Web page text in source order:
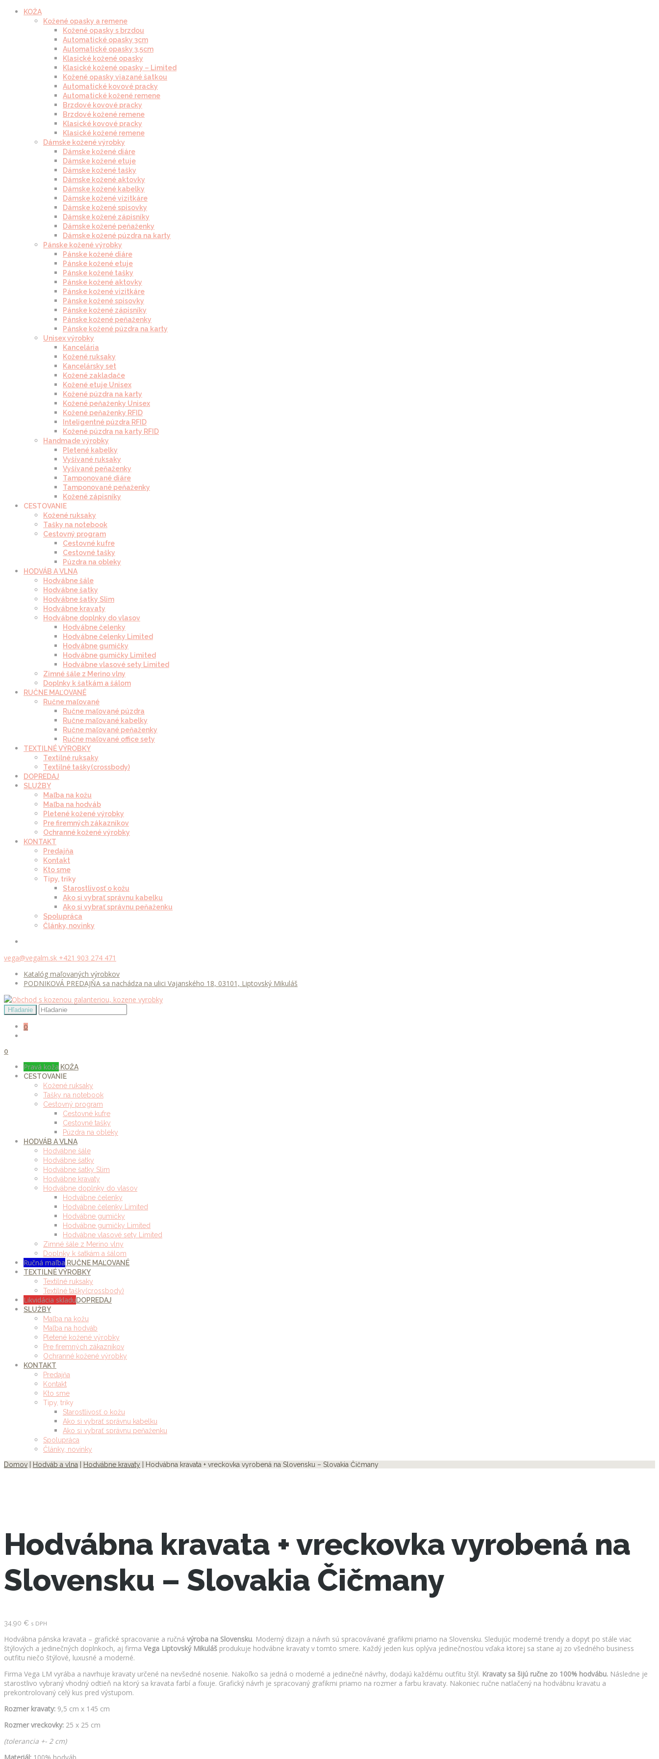
KOŽA
Kožené opasky a remene
Kožené opasky s brzdou
Automatické opasky 3cm
Automatické opasky 3.5cm
Klasické kožené opasky
Klasické kožené opasky – Limited
Kožené opasky viazané šatkou
Automatické kovové pracky
Automatické kožené remene
Brzdové kovové pracky
Brzdové kožené remene
Klasické kovové pracky
Klasické kožené remene
Dámske kožené výrobky
Dámske kožené diáre
Dámske kožené etuje
Dámske kožené tašky
Dámske kožené aktovky
Dámske kožené kabelky
Dámske kožené vizitkáre
Dámske kožené spisovky
Dámske kožené zápisníky
Dámske kožené peňaženky
Dámske kožené púzdra na karty
Pánske kožené výrobky
Pánske kožené diáre
Pánske kožené etuje
Pánske kožené tašky
Pánske kožené aktovky
Pánske kožené vizitkáre
Pánske kožené spisovky
Pánske kožené zápisníky
Pánske kožené peňaženky
Pánske kožené púzdra na karty
Unisex výrobky
Kancelária
Kožené ruksaky
Kancelársky set
Kožené zakladače
Kožené etuje Unisex
Kožené púzdra na karty
Kožené peňaženky Unisex
Kožené peňaženky RFID
Inteligentné púzdra RFID
Kožené púzdra na karty RFID
Handmade výrobky
Pletené kabelky
Vyšívané ruksaky
Vyšívané peňaženky
Tamponované diáre
Tamponované peňaženky
Kožené zápisníky
CESTOVANIE
Kožené ruksaky
Tašky na notebook
Cestovný program
Cestovné kufre
Cestovné tašky
Púzdra na obleky
HODVÁB A VLNA
Hodvábne šále
Hodvábne šatky
Hodvábne šatky Slim
Hodvábne kravaty
Hodvábne doplnky do vlasov
Hodvábne čelenky
Hodvábne čelenky Limited
Hodvábne gumičky
Hodvábne gumičky Limited
Hodvábne vlasové sety Limited
Zimné šále z Merino vlny
Doplnky k šatkám a šálom
RUČNE MAĽOVANÉ
Ručne maľované
Ručne maľované púzdra
Ručne maľované kabelky
Ručne maľované peňaženky
Ručne maľované office sety
TEXTILNÉ VÝROBKY
Textilné ruksaky
Textilné tašky(crossbody)
DOPREDAJ
SLUŽBY
Maľba na kožu
Maľba na hodváb
Pletené kožené výrobky
Pre firemných zákazníkov
Ochranné kožené výrobky
KONTAKT
Predajňa
Kontakt
Kto sme
Tipy, triky
Starostlivosť o kožu
Ako si vybrať správnu kabelku
Ako si vybrať správnu peňaženku
Spolupráca
Články, novinky
vega@vegalm.sk +421 903 274 471
Katalóg maľovaných výrobkov
PODNIKOVÁ PREDAJŇA sa nachádza na ulici Vajanského 18, 03101, Liptovský Mikuláš
0
0
Pravá koža KOŽA
CESTOVANIE
Kožené ruksaky
Tašky na notebook
Cestovný program
Cestovné kufre
Cestovné tašky
Púzdra na obleky
HODVÁB A VLNA
Hodvábne šále
Hodvábne šatky
Hodvábne šatky Slim
Hodvábne kravaty
Hodvábne doplnky do vlasov
Hodvábne čelenky
Hodvábne čelenky Limited
Hodvábne gumičky
Hodvábne gumičky Limited
Hodvábne vlasové sety Limited
Zimné šále z Merino vlny
Doplnky k šatkám a šálom
Ručná maľba RUČNE MAĽOVANÉ
TEXTILNÉ VÝROBKY
Textilné ruksaky
Textilné tašky(crossbody)
Likvidácia skladuDOPREDAJ
SLUŽBY
Maľba na kožu
Maľba na hodváb
Pletené kožené výrobky
Pre firemných zákazníkov
Ochranné kožené výrobky
KONTAKT
Predajňa
Kontakt
Kto sme
Tipy, triky
Starostlivosť o kožu
Ako si vybrať správnu kabelku
Ako si vybrať správnu peňaženku
Spolupráca
Články, novinky
Domov
Hodváb a vlna Hodvábne kravaty | Hodvábna kravata + vreckovka vyrobená na Slovensku – Slovakia Čičmany
Hodvábna kravata + vreckovka vyrobená na
Slovensku – Slovakia Čičmany
34.90 € s DPH
Hodvábna pánska kravata – grafické spracovanie a ručná výroba na Slovensku. Moderný dizajn a návrh sú spracovávané grafikmi priamo na Slovensku. Sledujúc moderné trendy a dopyt po stále viac
štýlových a jedinečných doplnkoch, aj firma Vega Liptovský Mikuláš produkuje hodvábne kravaty v tomto smere. Každý jeden kus oplýva jedinečnosťou vďaka ktorej sa stane aj zo všedného business
outfitu niečo štýlové, luxusné a moderné.
Firma Vega LM vyrába a navrhuje kravaty určené na nevšedné nosenie. Nakoľko sa jedná o moderné a jedinečné návrhy, dodajú každému outfitu štýl. Kravaty sa šijú ručne zo 100% hodvábu. Následne je
starostlivo vybraný vhodný odtieň na ktorý sa kravata farbí a fixuje. Grafický návrh je spracovaný grafikmi priamo na rozmer a farbu kravaty. Nakoniec ručne natlačený na hodvábnu kravatu a
prekontrolovaný celý kus pred výstupom.
Rozmer kravaty: 9,5 cm x 145 cm
Rozmer vreckovky: 25 x 25 cm
(tolerancia +- 2 cm)